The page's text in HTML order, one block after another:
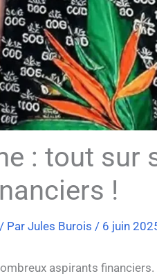
: tout sur
!
Par Jules Burois / 6 juin
aspirants